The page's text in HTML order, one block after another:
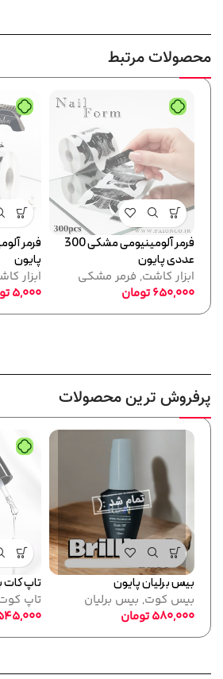
محصولات مرتبط
فرمر آلومینیومی مشکی 300
عددی پایون
ابزار کاشت, فرمر مشکی
650,000تومان
فرمر
پایون
ابزار
5,000
پرفروش ترین محصولات
بیس برلیان پایون
بیس کوت, بیس برلیان
580,000تومان
تاپ کات
تاپ